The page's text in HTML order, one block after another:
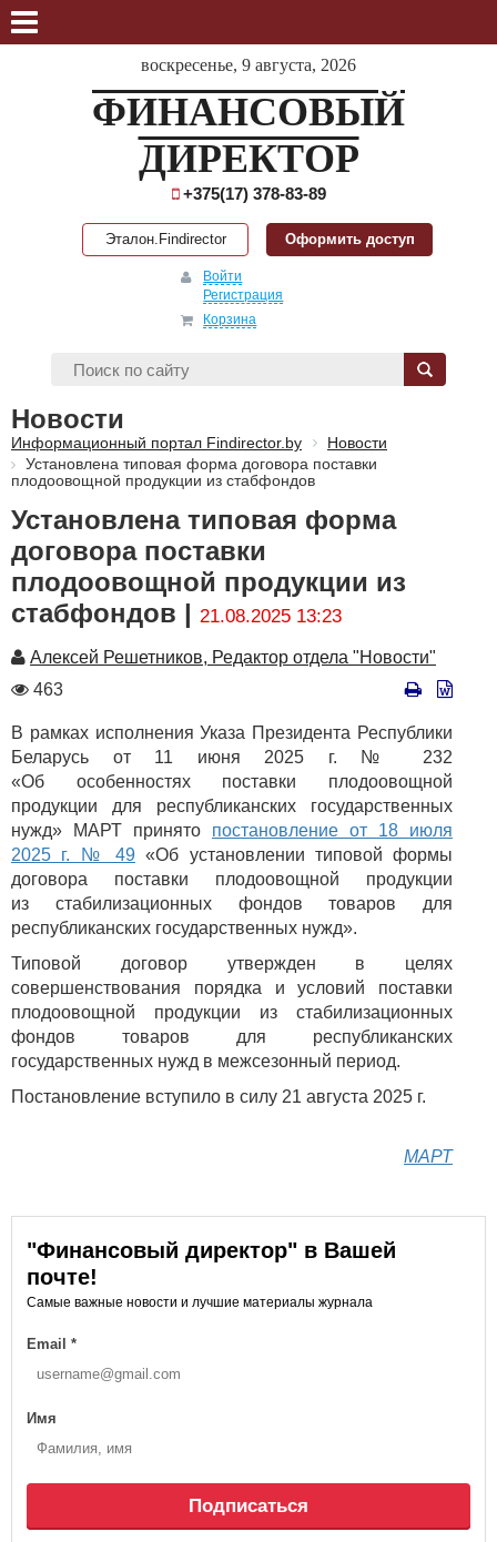
воскресенье, 9 августа, 2026
ФИНАНСОВЫЙ
ДИРЕКТОР
+375(17) 378-83-89
Эталон.Findirector Оформить доступ
Войти
Регистрация
Корзина
Новости
Информационный портал Findirector.by
Новости
Установлена типовая форма договора поставки
плодоовощной продукции из стабфондов
Установлена типовая форма
договора поставки
плодоовощной продукции из
стабфондов | 21.08.2025 13:23
Автор
Алексей Решетников, Редактор отдела "Новости"
Количество
463
В рамках исполнения Указа Президента Республики
Беларусь от 11 июня 2025 г. № 232
«Об особенностях поставки плодоовощной
продукции для республиканских государственных
нужд» МАРТ принято постановление от 18 июля
2025 г. № 49 «Об установлении типовой формы
договора поставки плодоовощной продукции
из стабилизационных фондов товаров для
республиканских государственных нужд».
Типовой договор утвержден в целях
совершенствования порядка и условий поставки
плодоовощной продукции из стабилизационных
фондов товаров для республиканских
государственных нужд в межсезонный период.
Постановление вступило в силу 21 августа 2025 г.
МАРТ
"Финансовый директор" в Вашей
почте!
Самые важные новости и лучшие материалы журнала
Email *
Имя
Подписаться